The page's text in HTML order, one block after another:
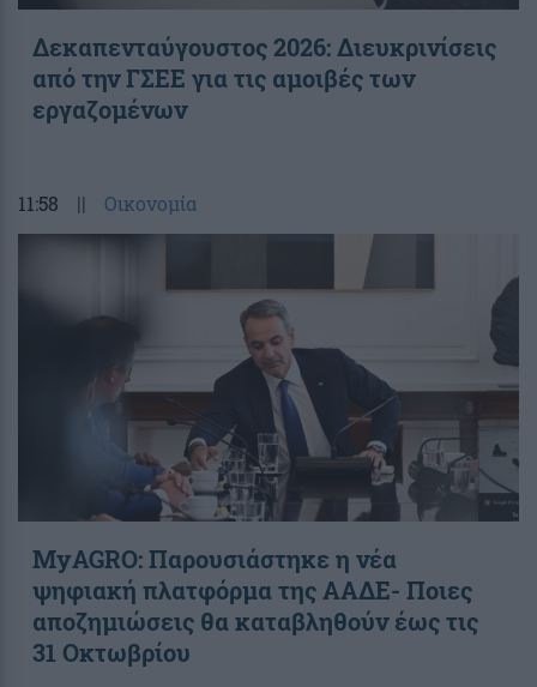
Δεκαπενταύγουστος 2026: Διευκρινίσεις
από την ΓΣΕΕ για τις αμοιβές των
εργαζομένων
11:58 || Οικονομία
ΜyAGRO: Παρουσιάστηκε η νέα
ψηφιακή πλατφόρμα της ΑΑΔΕ- Ποιες
αποζημιώσεις θα καταβληθούν έως τις
31 Οκτωβρίου